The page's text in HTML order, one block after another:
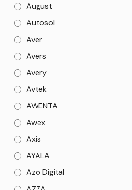
August
Autosol
Aver
Avers
Avery
Avtek
AWENTA
Awex
Axis
AYALA
Azo Digital